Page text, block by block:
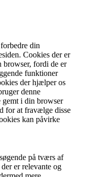
din
Cookies der er
browser, fordi de er
funktioner
der hjælper os
denne
i din browser
for at fravælge disse
kan påvirke
på tværs af
er relevante og